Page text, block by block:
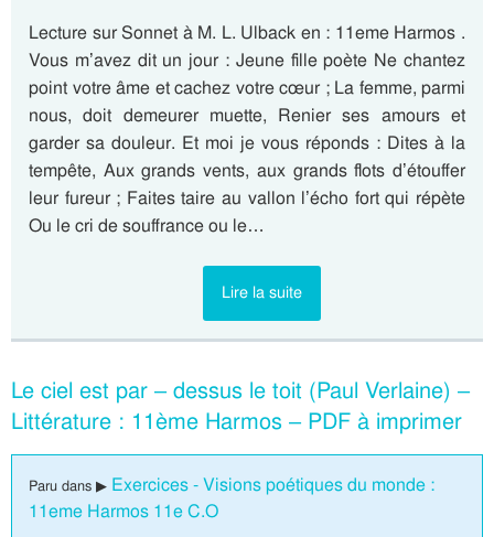
Lecture sur Sonnet à M. L. Ulback en : 11eme Harmos .
Vous m’avez dit un jour : Jeune fille poète Ne chantez
point votre âme et cachez votre cœur ; La femme, parmi
nous, doit demeurer muette, Renier ses amours et
garder sa douleur. Et moi je vous réponds : Dites à la
tempête, Aux grands vents, aux grands flots d’étouffer
leur fureur ; Faites taire au vallon l’écho fort qui répète
Ou le cri de souffrance ou le…
Lire la suite
Le ciel est par – dessus le toit (Paul Verlaine) –
Littérature : 11ème Harmos – PDF à imprimer
Paru dans ▶ Exercices - Visions poétiques du monde :
11eme Harmos 11e C.O